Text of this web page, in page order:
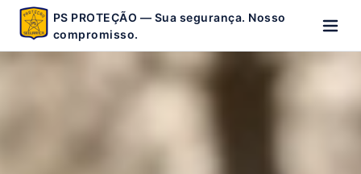
PS PROTEÇÃO — Sua segurança. Nosso
compromisso.